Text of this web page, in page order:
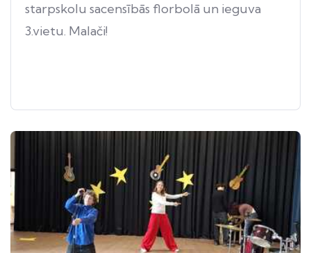
starpskolu sacensībās florbolā un ieguva
3.vietu. Malači!